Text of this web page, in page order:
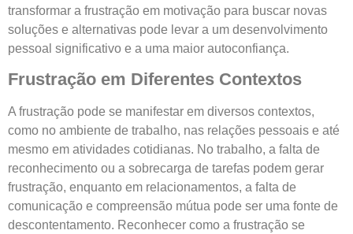
transformar a frustração em motivação para buscar novas
soluções e alternativas pode levar a um desenvolvimento
pessoal significativo e a uma maior autoconfiança.
Frustração em Diferentes Contextos
A frustração pode se manifestar em diversos contextos,
como no ambiente de trabalho, nas relações pessoais e até
mesmo em atividades cotidianas. No trabalho, a falta de
reconhecimento ou a sobrecarga de tarefas podem gerar
frustração, enquanto em relacionamentos, a falta de
comunicação e compreensão mútua pode ser uma fonte de
descontentamento. Reconhecer como a frustração se